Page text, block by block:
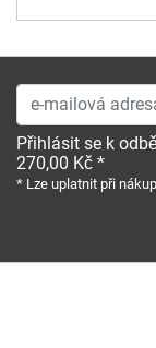
e-mailová adresa
Přihlásit se k
270,00 Kč *
* Lze uplatnit při